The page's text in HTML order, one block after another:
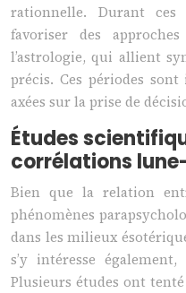
rationnelle. Durant ces
favoriser des
l’astrologie, qui allient
précis. Ces périodes
axées sur la prise de
Études
corrélations
Bien que la relation
phénomènes
dans les milieux
s’y intéresse
Plusieurs études ont